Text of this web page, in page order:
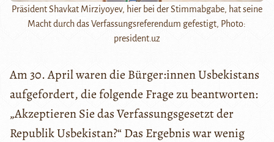
Präsident Shavkat Mirziyoyev, hier bei der Stimmabgabe, hat seine
Macht durch das Verfassungsreferendum gefestigt, Photo:
president.uz
Am 30. April waren die Bürger:innen Usbekistans
aufgefordert, die folgende Frage zu beantworten:
„Akzeptieren Sie das Verfassungsgesetzt der
Republik Usbekistan?“ Das Ergebnis war wenig